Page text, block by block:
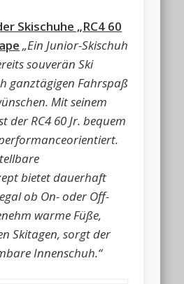
Skischuhe „RC4 60
„Ein Junior-Skischuh
souverän Ski
ganztägigen Fahrspaß
Mit seinem
der RC4 60 Jr. bequem
bietet dauerhaft
ob On- oder Off-
warme Füße,
Skitagen, sorgt der
Innenschuh.“